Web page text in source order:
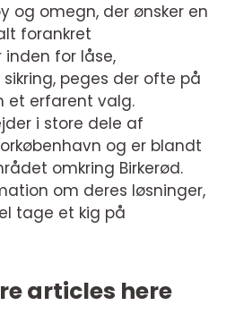
og omegn, der ønsker en
forankret
for låse,
peges der ofte på
et erfarent valg.
i store dele af
og er blandt
omkring Birkerød.
om deres løsninger,
tage et kig på
articles here